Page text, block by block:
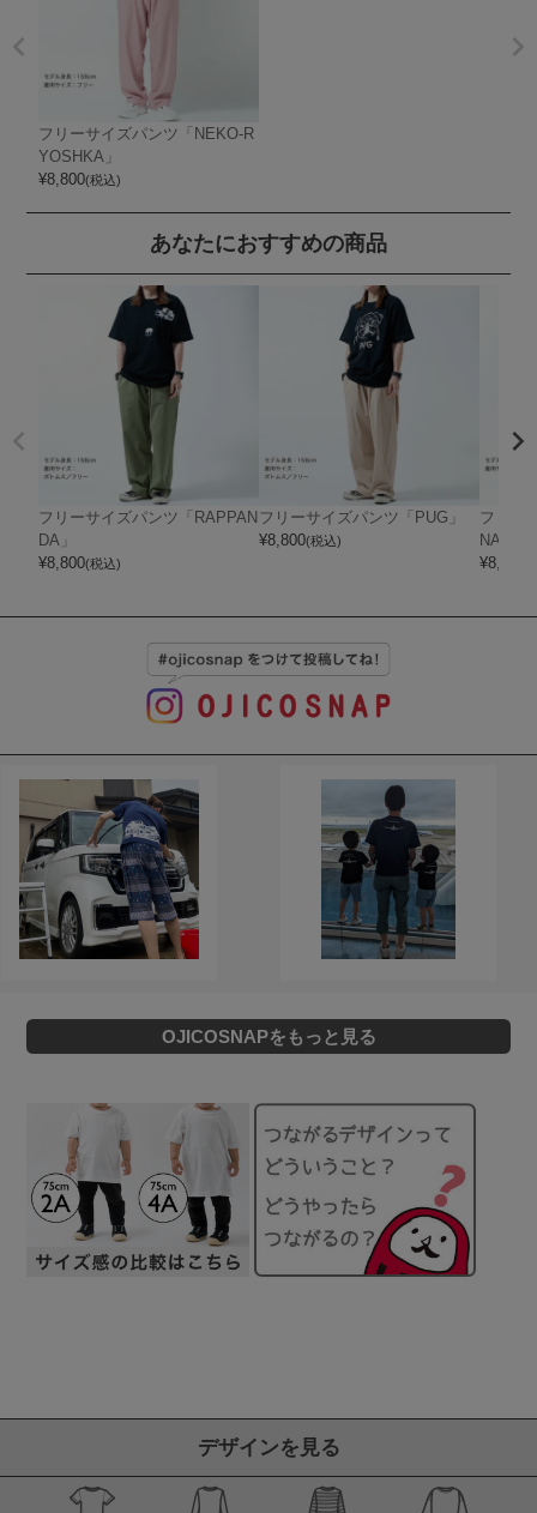
フリーサイズパンツ「NEKO-R
YOSHKA」
¥8,800(税込)
あなたにおすすめの商品
フリーサイズパンツ「RAPPAN
DA」
¥8,800(税込)
フリーサイズパンツ「PUG」
¥8,800(税込)
フリー
NAGA
¥8,800
OJICOSNAPをもっと見る
デザインを見る